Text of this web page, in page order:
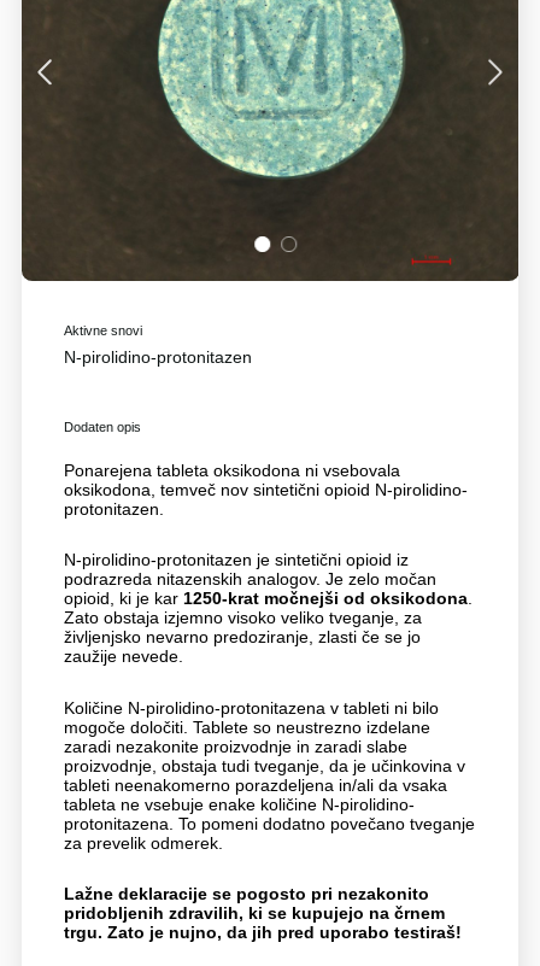
1 2
Aktivne snovi
N-pirolidino-protonitazen
Dodaten opis
Ponarejena tableta oksikodona ni vsebovala
oksikodona, temveč nov sintetični opioid N-pirolidino-
protonitazen.
N-pirolidino-protonitazen je sintetični opioid iz
podrazreda nitazenskih analogov. Je zelo močan
opioid, ki je kar 1250-krat močnejši od oksikodona.
Zato obstaja izjemno visoko veliko tveganje, za
življenjsko nevarno predoziranje, zlasti če se jo
zaužije nevede.
Količine N-pirolidino-protonitazena v tableti ni bilo
mogoče določiti. Tablete so neustrezno izdelane
zaradi nezakonite proizvodnje in zaradi slabe
proizvodnje, obstaja tudi tveganje, da je učinkovina v
tableti neenakomerno porazdeljena in/ali da vsaka
tableta ne vsebuje enake količine N-pirolidino-
protonitazena. To pomeni dodatno povečano tveganje
za prevelik odmerek.
Lažne deklaracije se pogosto pri nezakonito
pridobljenih zdravilih, ki se kupujejo na črnem
trgu. Zato je nujno, da jih pred uporabo testiraš!